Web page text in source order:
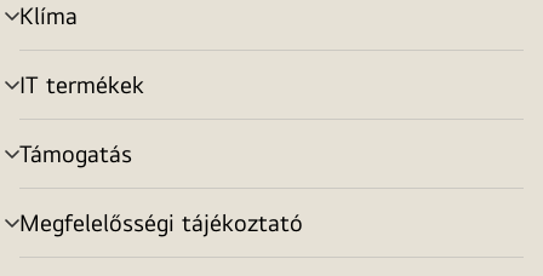
Klíma
menu
toggle
IT termékek
menu
toggle
Támogatás
menu
toggle
Megfelelősségi tájékoztató
menu
toggle